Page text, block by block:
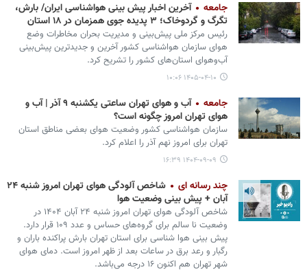
جامعه
آخرین اخبار پیش بینی هواشناسی ایران/ بارش،
تگرگ و گردوخاک؛ ۳ پدیده جوی همزمان در ۱۸ استان
رئیس مرکز ملی پیش‌بینی و مدیریت بحران مخاطرات وضع
هوای سازمان هواشناسی کشور آخرین و جدیدترین پیش‌بینی
آب‌وهوای استان‌های کشور را تشریح کرد.
۱۴۰۵-۰۴-۱۰ ۱۰:۰۶
جامعه
آب و هوای تهران ساعتی یکشنبه ۹ آذر | آب و
هوای تهران امروز چگونه است؟
سازمان هواشناسی کشور وضعیت هوای بعضی مناطق استان
تهران برای امروز نهم آذر را اعلام کرد.
۱۴۰۴-۰۹-۰۹ ۱۶:۳۹
چند رسانه ای
شاخص آلودگی هوای تهران امروز شنبه ۲۴
آبان + پیش بینی وضعیت هوا
شاخص آلودگی هوای تهران امروز شنبه ۲۴ آبان ۱۴۰۴ در
وضعیت نا سالم برای گروه‌های حساس و عدد ۱۰۹ قرار دارد.
پیش بینی هوا شناسی برای استان تهران بارش پراکنده باران و
رگبار و رعد برق در ساعات بعد از ظهر امروز است. دمای هوای
شهر تهران هم اکنون ۱۶ درجه می‌باشد.